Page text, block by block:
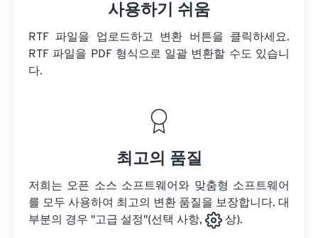
사용하기 쉬움
RTF 파일을 업로드하고 변환 버튼을 클릭하세요.
RTF 파일을 PDF 형식으로 일괄 변환할 수도 있습니
다.
최고의 품질
저희는 오픈 소스 소프트웨어와 맞춤형 소프트웨어
를 모두 사용하여 최고의 변환 품질을 보장합니다. 대
부분의 경우 "고급 설정"(선택 사항,
상).